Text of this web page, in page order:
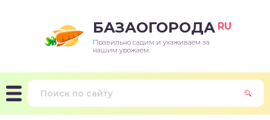
БАЗАОГОРОДА RU
Правильно садим и ухаживаем за
нашим урожаем.